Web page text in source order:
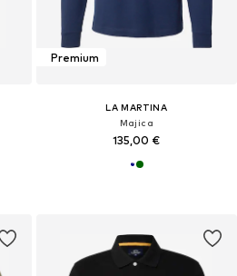
Premium
LA MARTINA
Majica
135,00 €